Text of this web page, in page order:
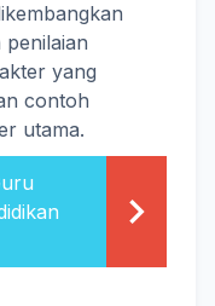
penilaian
yang
contoh
utama.